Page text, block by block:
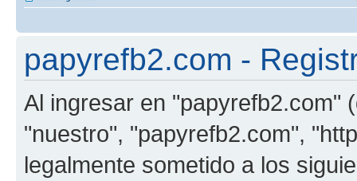
papyrefb2.com -
Al ingresar en "papyrefb2.com"
"nuestro", "papyrefb2.com",
legalmente sometido a los